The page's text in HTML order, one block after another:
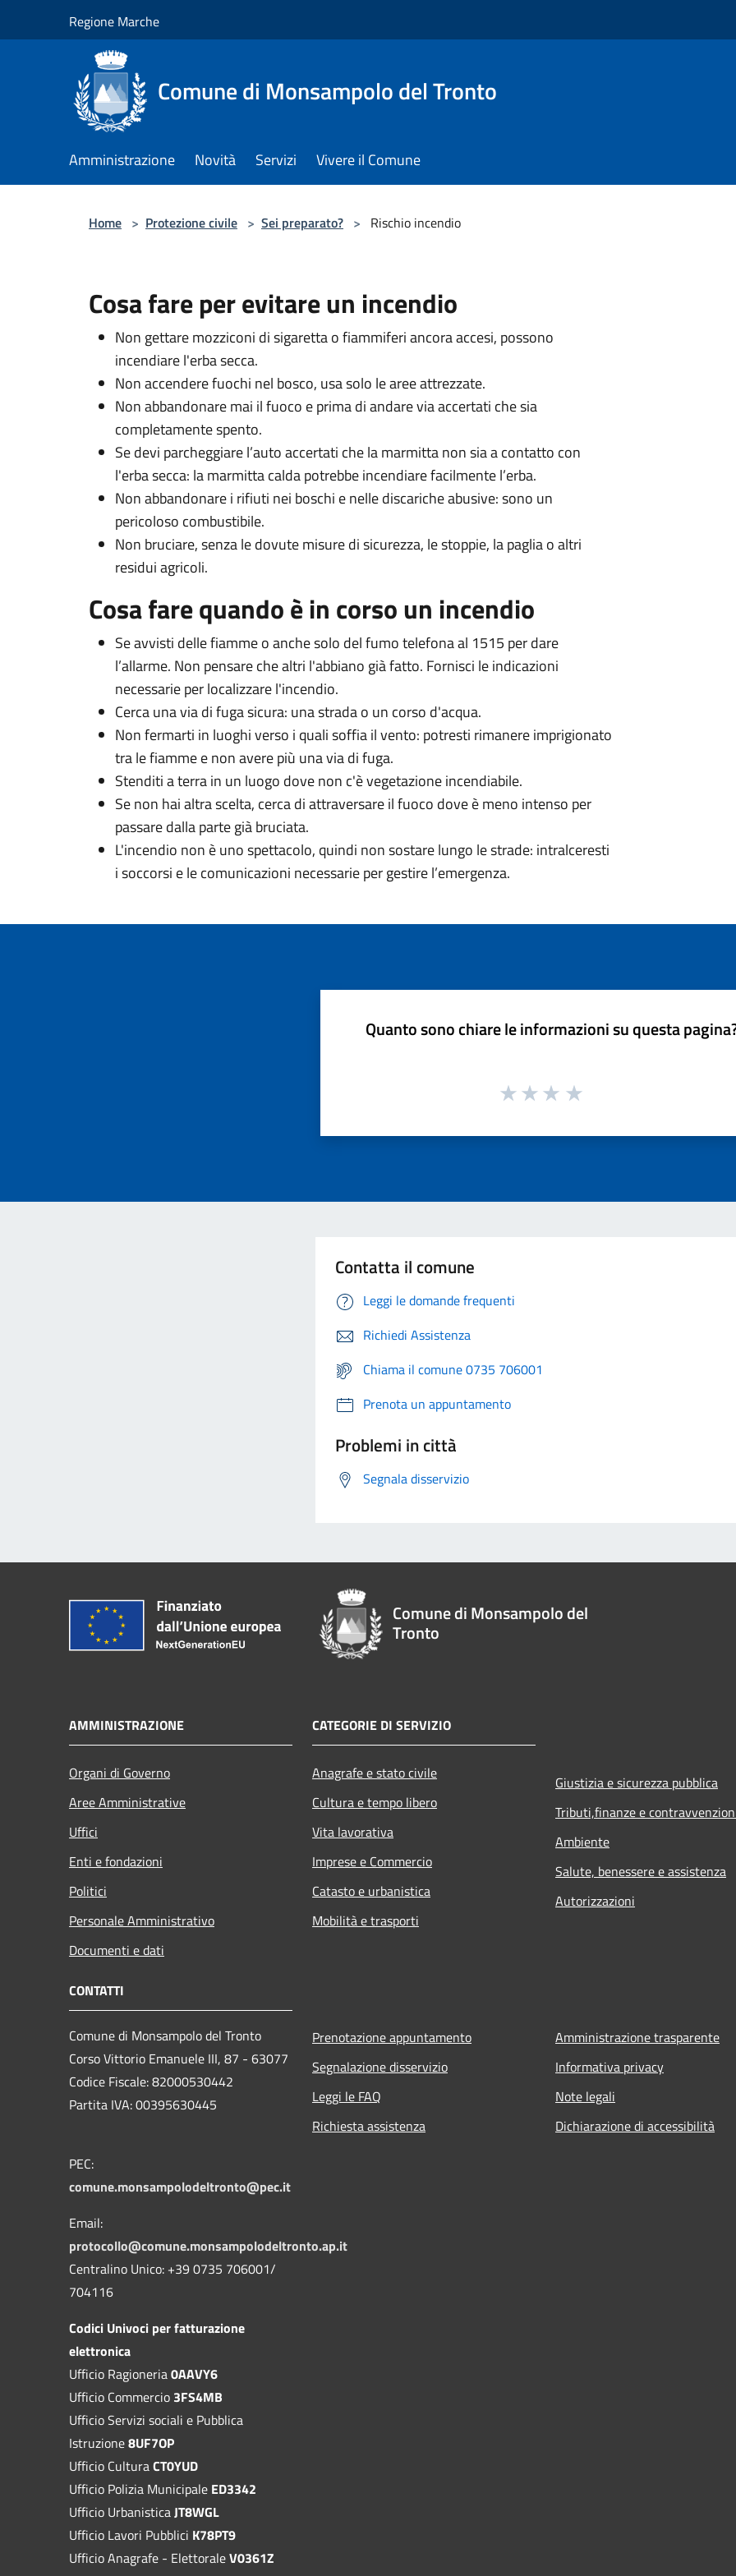
Regione Marche
Comune di Monsampolo del Tronto
Amministrazione Novità Servizi Vivere il Comune
Home > Protezione civile > Sei preparato? > Rischio incendio
Cosa fare per evitare un incendio
Non gettare mozziconi di sigaretta o fiammiferi ancora accesi, possono
incendiare l'erba secca.
Non accendere fuochi nel bosco, usa solo le aree attrezzate.
Non abbandonare mai il fuoco e prima di andare via accertati che sia
completamente spento.
Se devi parcheggiare l’auto accertati che la marmitta non sia a contatto con
l'erba secca: la marmitta calda potrebbe incendiare facilmente l’erba.
Non abbandonare i rifiuti nei boschi e nelle discariche abusive: sono un
pericoloso combustibile.
Non bruciare, senza le dovute misure di sicurezza, le stoppie, la paglia o altri
residui agricoli.
Cosa fare quando è in corso un incendio
Se avvisti delle fiamme o anche solo del fumo telefona al 1515 per dare
l’allarme. Non pensare che altri l'abbiano già fatto. Fornisci le indicazioni
necessarie per localizzare l'incendio.
Cerca una via di fuga sicura: una strada o un corso d'acqua.
Non fermarti in luoghi verso i quali soffia il vento: potresti rimanere imprigionato
tra le fiamme e non avere più una via di fuga.
Stenditi a terra in un luogo dove non c'è vegetazione incendiabile.
Se non hai altra scelta, cerca di attraversare il fuoco dove è meno intenso per
passare dalla parte già bruciata.
L'incendio non è uno spettacolo, quindi non sostare lungo le strade: intralceresti
i soccorsi e le comunicazioni necessarie per gestire l’emergenza.
Quanto sono chiare le informazioni su questa
Contatta il comune
Leggi le domande frequenti
Richiedi Assistenza
Chiama il comune 0735 706001
Prenota un appuntamento
Problemi in città
Segnala disservizio
Comune di Monsampolo del
Tronto
AMMINISTRAZIONE
Organi di Governo
Aree Amministrative
Uffici
Enti e fondazioni
Politici
Personale Amministrativo
Documenti e dati
CATEGORIE DI SERVIZIO
Anagrafe e stato civile
Cultura e tempo libero
Vita lavorativa
Imprese e Commercio
Catasto e urbanistica
Mobilità e trasporti
Giustizia e sicurezza pubblica
Tributi,finanze e
Ambiente
Salute, benessere e assistenza
Autorizzazioni
CONTATTI
Comune di Monsampolo del Tronto
Corso Vittorio Emanuele III, 87 - 63077
Codice Fiscale: 82000530442
Partita IVA: 00395630445
PEC:
comune.monsampolodeltronto@pec.it
Email:
protocollo@comune.monsampolodeltronto.ap.it
Centralino Unico: +39 0735 706001/
704116
Codici Univoci per fatturazione
elettronica
Ufficio Ragioneria0AAVY6
Ufficio Commercio 3FS4MB
Ufficio Servizi sociali e Pubblica
Istruzione8UF7OP
Ufficio CulturaCT0YUD
Ufficio Polizia Municipale ED3342
Ufficio UrbanisticaJT8WGL
Ufficio Lavori Pubblici K78PT9
Ufficio Anagrafe - ElettoraleV0361Z
Prenotazione appuntamento
Segnalazione disservizio
Leggi le FAQ
Richiesta assistenza
Amministrazione trasparente
Informativa privacy
Note legali
Dichiarazione di accessibilità